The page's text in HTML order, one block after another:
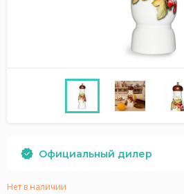
Официальный дилер
Нет в наличии